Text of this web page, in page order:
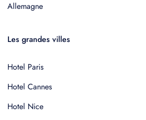
Allemagne
Les grandes villes
Hotel Paris
Hotel Cannes
Hotel Nice